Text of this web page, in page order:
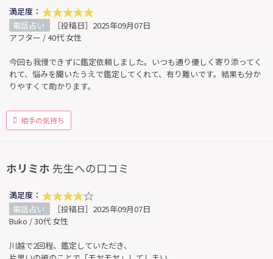
満足度：
電話占い
［投稿日］2025年09月07日
アフター / 40代 女性
今回も我慢できずに鑑定依頼しました。いつも通り優しく寄り添ってく
れて、悩みを聞いたうえで鑑定してくれて、有り難いです。結果も分か
りやすくて助かります。
相手の気持ち
ホリミホ 先生への口コミ
満足度：
電話占い
［投稿日］2025年09月07日
Buko / 30代 女性
川越で2回程、鑑定していただき、